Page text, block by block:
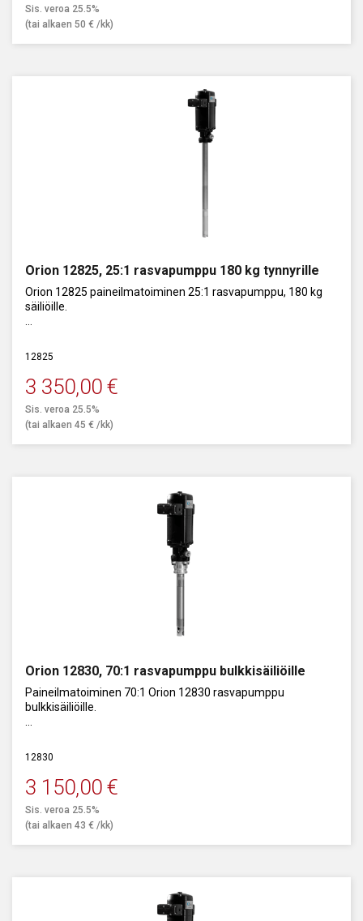
Sis. veroa 25.5%
(tai alkaen 50 € /kk)
Orion 12825, 25:1 rasvapumppu 180 kg tynnyrille
Orion 12825 paineilmatoiminen 25:1 rasvapumppu, 180 kg
säiliöille.
12825
3 350,00 €
Sis. veroa 25.5%
(tai alkaen 45 € /kk)
Orion 12830, 70:1 rasvapumppu bulkkisäiliöille
Paineilmatoiminen 70:1 Orion 12830 rasvapumppu
bulkkisäiliöille.
12830
3 150,00 €
Sis. veroa 25.5%
(tai alkaen 43 € /kk)